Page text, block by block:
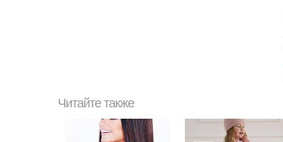
Читайте также